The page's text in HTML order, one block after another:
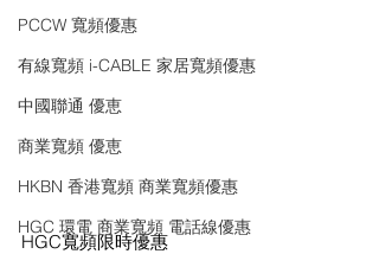
PCCW 寬頻優惠
有線寬頻 i-CABLE 家居寬頻優惠
中國聯通 優恵
商業寬頻 優恵
HKBN 香港寬頻 商業寬頻優惠
HGC 環電 商業寬頻 電話線優惠
HGC寬頻限時優惠